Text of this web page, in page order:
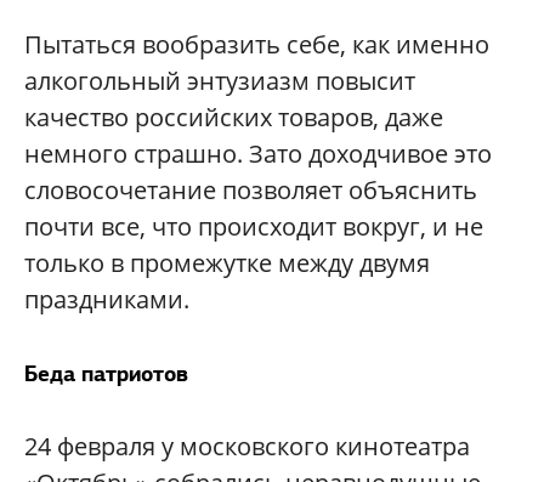
Пытаться вообразить себе, как именно
алкогольный энтузиазм повысит
качество российских товаров, даже
немного страшно. Зато доходчивое это
словосочетание позволяет объяснить
почти все, что происходит вокруг, и не
только в промежутке между двумя
праздниками.
Беда патриотов
24 февраля у московского кинотеатра